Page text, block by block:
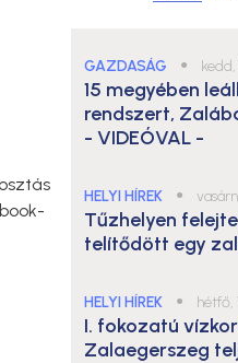
GAZDASÁG ● kedd,
15 megyében
rendszert,
- VIDEÓVAL -
HELYI HÍREK ●
Tűzhelyen
telítődött egy
HELYI HÍREK ● hétfő,
I. fokozatú
Zalaegerszeg